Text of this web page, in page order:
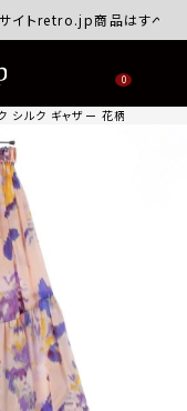
retro.jp商品はすべて正規
0
シルク ギャザー 花柄 ロング